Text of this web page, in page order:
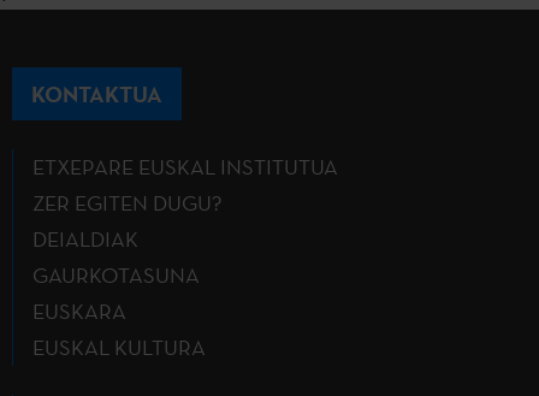
KONTAKTUA
ETXEPARE EUSKAL INSTITUTUA
ZER EGITEN DUGU?
DEIALDIAK
GAURKOTASUNA
EUSKARA
EUSKAL KULTURA